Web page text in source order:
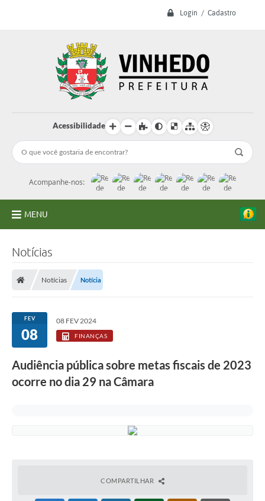
Login / Cadastro
Acessibilidade
Acompanhe-nos:
MENU
Licitações
Transparência
Concursos e Processos Seletivos
Normas e Legislação
Notícias
Notícias Notícia
FEV
08
08 FEV 2024
FINANÇAS
Audiência pública sobre metas fiscais de 2023
ocorre no dia 29 na Câmara
COMPARTILHAR